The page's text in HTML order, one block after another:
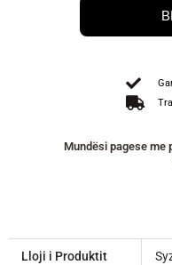
Mundësi pagese me
Lloji i Produktit